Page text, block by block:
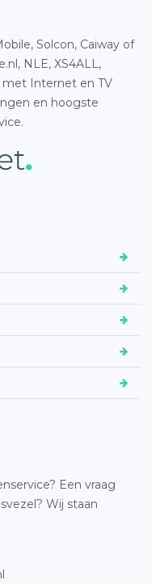
Solcon, Caiway of
NLE, XS4ALL,
met Internet en TV
en hoogste
Een vraag
Wij staan